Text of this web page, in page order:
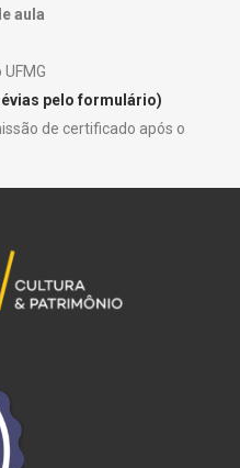
aula
pelo formulário)
de certificado após o
e Educação para as
para download no site da